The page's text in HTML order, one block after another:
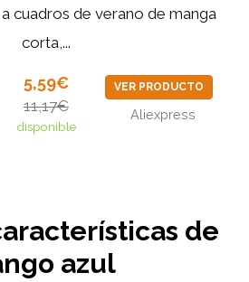
cuadros de verano de manga
corta,...
5,59€
11,17€
disponible
VER PRODUCTO
Aliexpress
de
azul